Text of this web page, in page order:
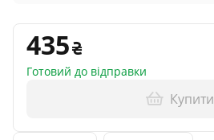
435
Готовий до відправки
Купити